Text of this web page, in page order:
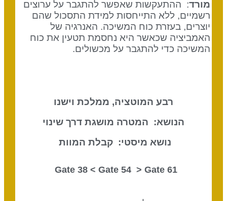
מורד: ההתעקשות שאפשר להתגבר על ערוצים
רשמיים, ללא התייחסות למידת התסכול שהם
יוצרים, בעזרת כוח המשיכה. האנרגיה של
האמביציה שכאשר היא נחסמת תטעין את כוח
המשיכה כדי להתגבר על מכשולים.
רבע המוטציה, ממלכת וישנו
הנושא: המטרה מושגת דרך שינוי
נושא מיסטי: קבלת המוות
61 Gate 38 <
Gate 54 > Gate